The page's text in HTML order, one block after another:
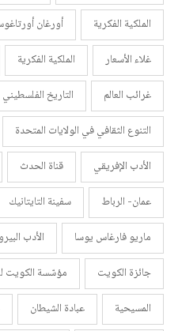
الملكية الفكرية
أورغان
غلاء الأسعار
الملكية الفكرية
غرائب العالم
التاريخ الفلسطيني
التنوع الثقافي في الولايات المتحدة
الأدب الإفريقي
قناة الحدث
عمان- الرباط
سفينة التايتانيك
ماريو فارغاس يوسا
الأدب
جائزة الكويت
مؤسّسة الكويت
المسيحية
عبادة الشيطان